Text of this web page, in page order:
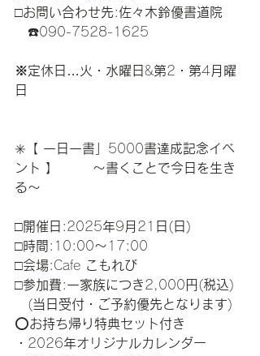
□お問い合わせ先:佐々木鈴優書道院
☎️090-7528-1625
※定休日 火・水曜日&第2 ・第4月曜
日
✳️ 【 一日一書」 5000書達成記念イベ
ント 】
〜書くことで今日を生き
る〜
□開催日 :2025年9月 21 日 (日)
□時間 :10:00〜 17:00
□会場:Cafe こもれび
□参加費:一家族につき2,000 円(税込)
(当日受付・ご予約優先となります)
⭕️お持ち帰り特典セット付き
・ 2026年オリジナルカレンダー